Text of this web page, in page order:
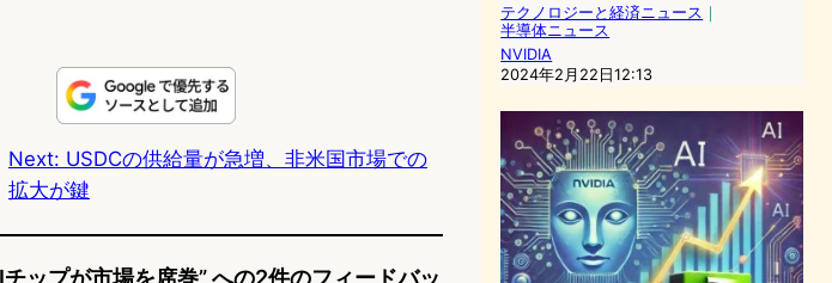
Next: USDCの供給量が急増、非米国市場での
拡大が鍵
テクノロジーと経済ニュース ｜
半導体ニュース
NVIDIA
2024年2月22日12:13